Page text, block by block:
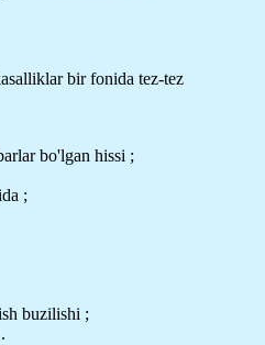
bir fonida tez-tez
bo'lgan hissi ;
;
buzilishi ;